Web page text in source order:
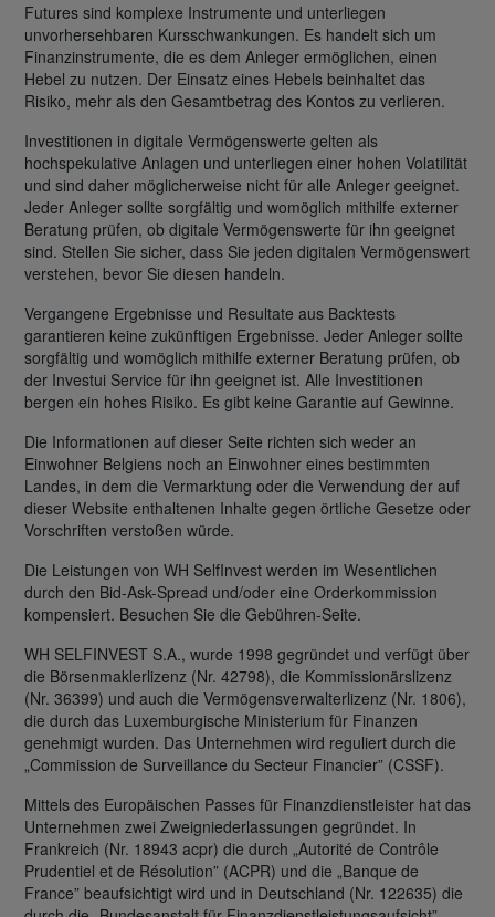
Futures sind komplexe Instrumente und unterliegen
unvorhersehbaren Kursschwankungen. Es handelt sich um
Finanzinstrumente, die es dem Anleger ermöglichen, einen
Hebel zu nutzen. Der Einsatz eines Hebels beinhaltet das
Risiko, mehr als den Gesamtbetrag des Kontos zu verlieren.
Investitionen in digitale Vermögenswerte gelten als
hochspekulative Anlagen und unterliegen einer hohen Volatilität
und sind daher möglicherweise nicht für alle Anleger geeignet.
Jeder Anleger sollte sorgfältig und womöglich mithilfe externer
Beratung prüfen, ob digitale Vermögenswerte für ihn geeignet
sind. Stellen Sie sicher, dass Sie jeden digitalen Vermögenswert
verstehen, bevor Sie diesen handeln.
Vergangene Ergebnisse und Resultate aus Backtests
garantieren keine zukünftigen Ergebnisse. Jeder Anleger sollte
sorgfältig und womöglich mithilfe externer Beratung prüfen, ob
der Investui Service für ihn geeignet ist. Alle Investitionen
bergen ein hohes Risiko. Es gibt keine Garantie auf Gewinne.
Die Informationen auf dieser Seite richten sich weder an
Einwohner Belgiens noch an Einwohner eines bestimmten
Landes, in dem die Vermarktung oder die Verwendung der auf
dieser Website enthaltenen Inhalte gegen örtliche Gesetze oder
Vorschriften verstoßen würde.
Die Leistungen von WH SelfInvest werden im Wesentlichen
durch den Bid-Ask-Spread und/oder eine Orderkommission
kompensiert. Besuchen Sie die Gebühren-Seite.
WH SELFINVEST S.A., wurde 1998 gegründet und verfügt über
die Börsenmaklerlizenz (Nr. 42798), die Kommissionärslizenz
(Nr. 36399) und auch die Vermögensverwalterlizenz (Nr. 1806),
die durch das Luxemburgische Ministerium für Finanzen
genehmigt wurden. Das Unternehmen wird reguliert durch die
„Commission de Surveillance du Secteur Financier” (CSSF).
Mittels des Europäischen Passes für Finanzdienstleister hat das
Unternehmen zwei Zweigniederlassungen gegründet. In
Frankreich (Nr. 18943 acpr) die durch „Autorité de Contrôle
Prudentiel et de Résolution” (ACPR) und die „Banque de
France” beaufsichtigt wird und in Deutschland (Nr. 122635) die